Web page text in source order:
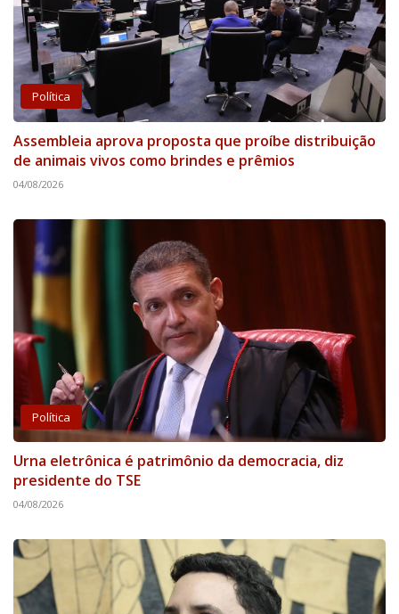
Política
Assembleia aprova proposta que proíbe distribuição
de animais vivos como brindes e prêmios
04/08/2026
Política
Urna eletrônica é patrimônio da democracia, diz
presidente do TSE
04/08/2026